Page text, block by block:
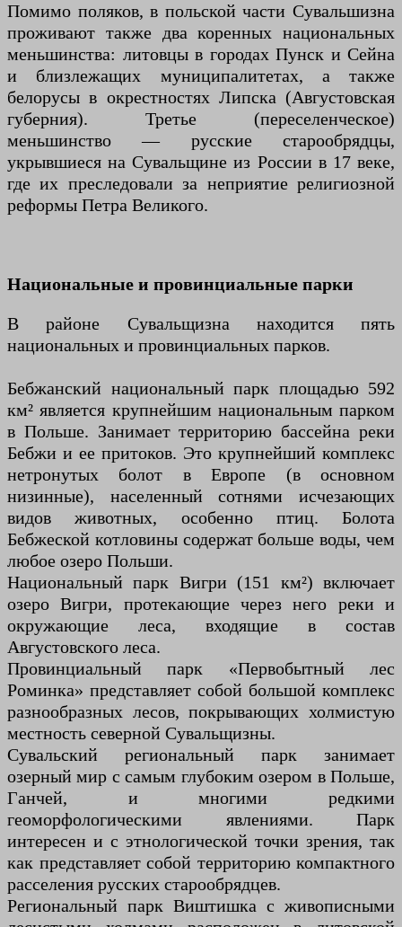
Помимо поляков, в польской части Сувальшизна
проживают также два коренных национальных
меньшинства: литовцы в городах Пунск и Сейна
и близлежащих муниципалитетах, а также
белорусы в окрестностях Липска (Августовская
губерния). Третье (переселенческое)
меньшинство — русские старообрядцы,
укрывшиеся на Сувальщине из России в 17 веке,
где их преследовали за неприятие религиозной
реформы Петра Великого.
Национальные и провинциальные парки
В районе Сувальщизна находится пять
национальных и провинциальных парков.
Бебжанский национальный парк площадью 592
км² является крупнейшим национальным парком
в Польше. Занимает территорию бассейна реки
Бебжи и ее притоков. Это крупнейший комплекс
нетронутых болот в Европе (в основном
низинные), населенный сотнями исчезающих
видов животных, особенно птиц. Болота
Бебжеской котловины содержат больше воды, чем
любое озеро Польши.
Национальный парк Вигри (151 км²) включает
озеро Вигри, протекающие через него реки и
окружающие леса, входящие в состав
Августовского леса.
Провинциальный парк «Первобытный лес
Роминка» представляет собой большой комплекс
разнообразных лесов, покрывающих холмистую
местность северной Сувальщизны.
Сувальский региональный парк занимает
озерный мир с самым глубоким озером в Польше,
Ганчей, и многими редкими
геоморфологическими явлениями. Парк
интересен и с этнологической точки зрения, так
как представляет собой территорию компактного
расселения русских старообрядцев.
Региональный парк Виштишка с живописными